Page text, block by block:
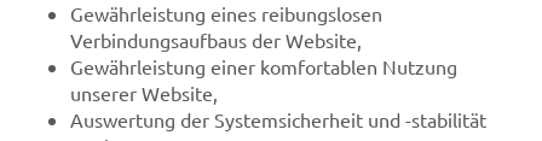
Gewährleistung eines reibungslosen
Verbindungsaufbaus der Website,
Gewährleistung einer komfortablen Nutzung
unserer Website,
Auswertung der Systemsicherheit und -stabilität